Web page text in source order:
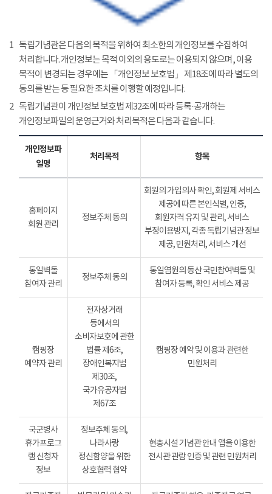
1 독립기념관은 다음의 목적을 위하여 최소한의 개인정보를 수집하여
처리합니다. 개인정보는 목적 이외의 용도로는 이용되지 않으며, 이용
목적이 변경되는 경우에는 「개인정보 보호법」 제18조에 따라 별도의
동의를 받는 등 필요한 조치를 이행할 예정입니다.
2 독립기념관이 개인정보 보호법 제32조에 따라 등록·공개하는
개인정보파일의 운영근거와 처리목적은 다음과 같습니다.
개인정보파
일명
처리목적 항목
홈페이지
회원 관리
정보주체 동의
회원의 가입의사 확인, 회원제 서비스
제공에 따른 본인식별, 인증,
회원자격 유지 및 관리, 서비스
부정이용방지, 각종 독립기념관 정보
제공, 민원처리, 서비스 개선
통일벽돌
참여자 관리
정보주체 동의
통일염원의 동산 국민참여벽돌 및
참여자 등록, 확인 서비스 제공
캠핑장
예약자 관리
전자상거래
등에서의
소비자보호에 관한
법률 제6조,
장애인복지법
제30조,
국가유공자법
제67조
캠핑장 예약 및 이용과 관련한
민원처리
국군병사
휴가프로그
램 신청자
정보
정보주체 동의,
나라사랑
정신함양을 위한
상호협력 협약
현충시설 기념관 안내 앱을 이용한
전시관 관람 인증 및 관련 민원처리